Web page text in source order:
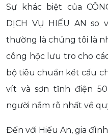
Sự khác biệt của
DỊCH VỤ HIẾU AN so
thường là chúng tôi là
công hộc lưu tro cho
bộ tiêu chuẩn kết cấu
vít và sơn tĩnh điện
người nắm rõ nhất về
Đến với Hiếu An, gia